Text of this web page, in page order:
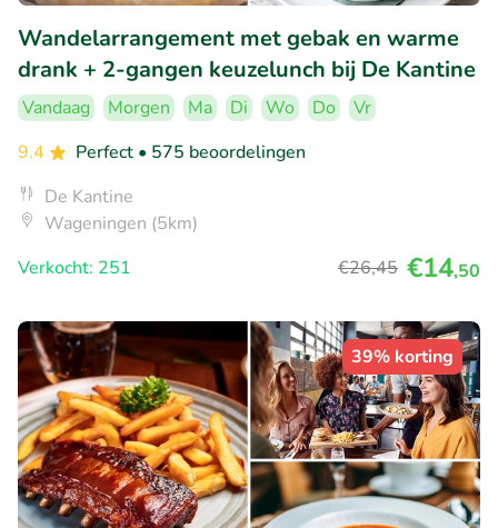
Wandelarrangement met gebak en warme
drank + 2-gangen keuzelunch bij De Kantine
Vandaag Morgen Ma Di Wo Do
Vr
9.4
Perfect • 575 beoordelingen
De Kantine
Wageningen (5km)
Verkocht: 251
€26,45 €14,50
39% korting